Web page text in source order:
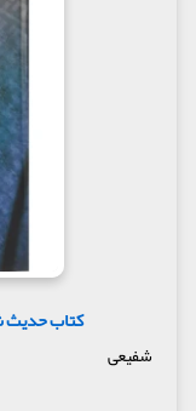
کتاب حدیث
شفیعی